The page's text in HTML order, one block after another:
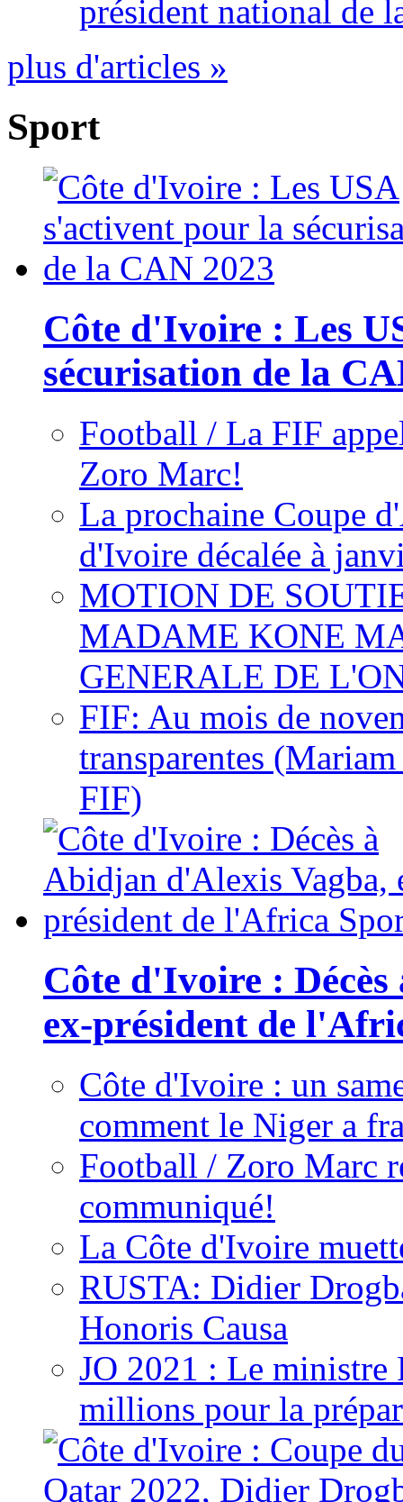
président national de
plus d'articles »
Sport
Côte d'Ivoire : Les
sécurisation de la
Football / La FIF
Zoro Marc!
La prochaine Coupe
d'Ivoire décalée à
MOTION DE
MADAME KONE
GENERALE DE
FIF: Au mois de
transparentes
FIF)
Côte d'Ivoire :
ex-président de
Côte d'Ivoire : un
comment le Niger a
Football / Zoro Marc
communiqué!
La Côte d'Ivoire
RUSTA: Didier
Honoris Causa
JO 2021 : Le ministre
millions pour la